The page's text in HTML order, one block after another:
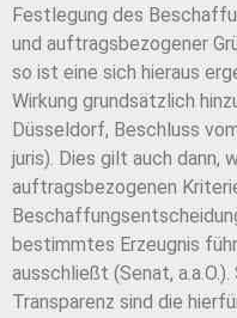
Festlegung des
und auftragsbezogener
so ist eine sich hieraus
Wirkung grundsätzlich
Düsseldorf, Beschluss
juris). Dies gilt auch dann,
auftragsbezogenen
bestimmtes Erzeugnis
ausschließt (Senat,
Transparenz sind die